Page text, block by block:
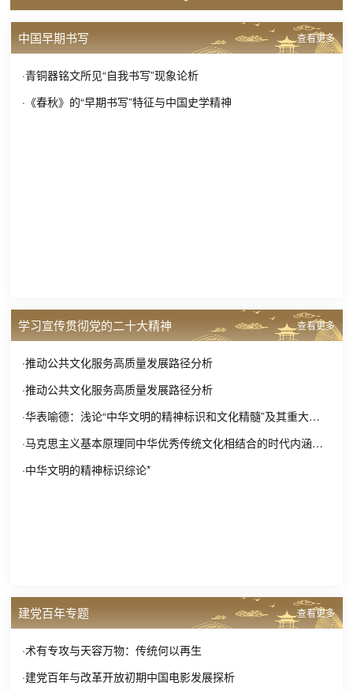
中国早期书写 查看更多
·青铜器铭文所见“自我书写”现象论析
·《春秋》的“早期书写”特征与中国史学精神
学习宣传贯彻党的二十大精神 查看更多
·推动公共文化服务高质量发展路径分析
·推动公共文化服务高质量发展路径分析
·华表喻德：浅论“中华文明的精神标识和文化精髓”及其重大意义
·马克思主义基本原理同中华优秀传统文化相结合的时代内涵和实践逻辑
·中华文明的精神标识综论*
建党百年专题 查看更多
·术有专攻与天容万物：传统何以再生
·建党百年与改革开放初期中国电影发展探析